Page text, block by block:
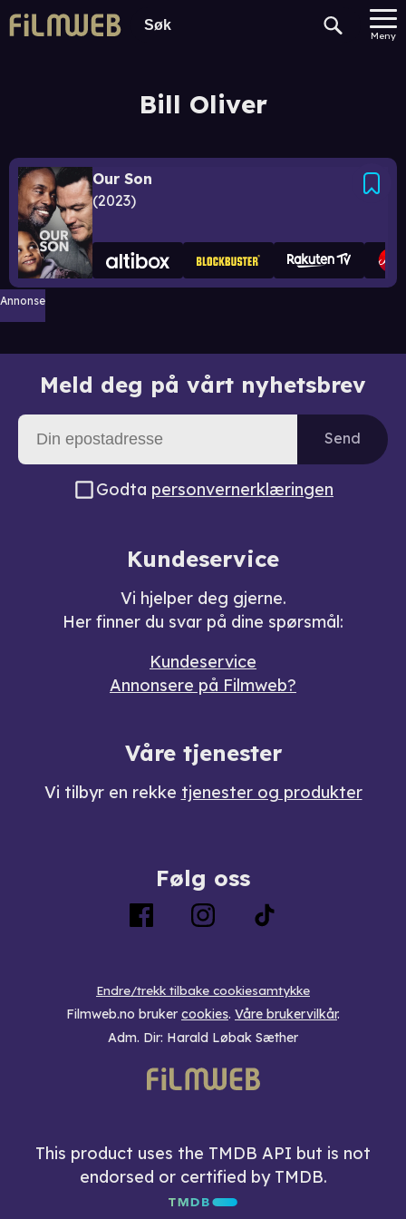
Meny
Bill Oliver
Our Son
2023
Annonse
Meld deg på vårt nyhetsbrev
Send
Godta personvernerklæringen
Kundeservice
Vi hjelper deg gjerne.
Her finner du svar på dine spørsmål:
Kundeservice
Annonsere på Filmweb?
Våre tjenester
Vi tilbyr en rekke tjenester og produkter
Følg oss
Endre/trekk tilbake cookiesamtykke
Filmweb.no bruker cookies. Våre brukervilkår.
Adm. Dir: Harald Løbak Sæther
This product uses the TMDB API but is not
endorsed or certified by TMDB.